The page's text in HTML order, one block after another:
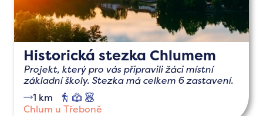
Historická stezka Chlumem
Projekt, který pro vás připravili žáci místní
základní školy. Stezka má celkem 6 zastavení.
1 km
pěšínaučné
dětmi
Chlum u Třeboně